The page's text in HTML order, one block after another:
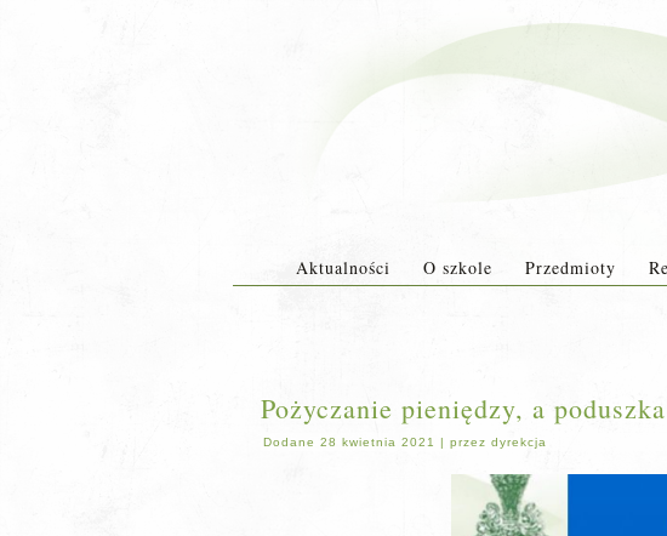
Aktualności O szkole Przedmioty
Pożyczanie pieniędzy, a
Dodane 28 kwietnia 2021 | przez dyrekcja